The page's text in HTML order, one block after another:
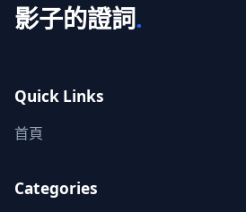
影子的證詞.
Quick Links
首頁
Categories